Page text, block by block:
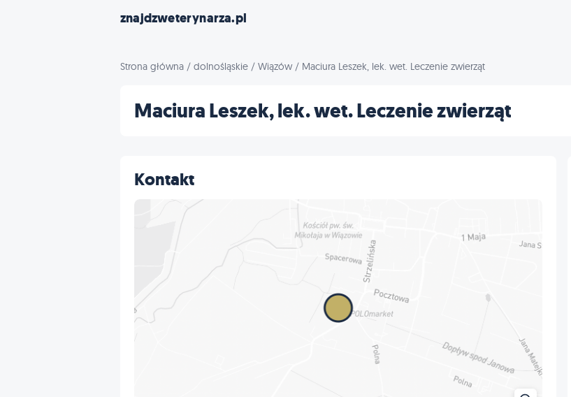
znajdzweterynarza.pl
Strona główna / dolnośląskie / Wiązów/ Maciura Leszek, lek. wet. Leczenie zwierząt
Maciura Leszek, lek. wet. Leczenie zwierząt
Kontakt